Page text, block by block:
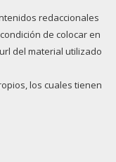
redaccionales
de colocar en
del material utilizado
los cuales tienen